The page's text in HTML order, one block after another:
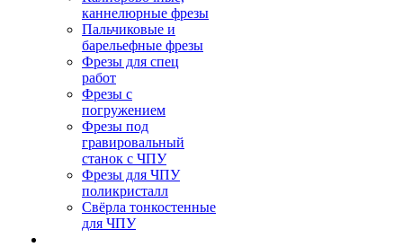
каннелюрные фрезы
Пальчиковые и
барельефные фрезы
Фрезы для спец
работ
Фрезы с
погружением
Фрезы под
гравировальный
станок с ЧПУ
Фрезы для ЧПУ
поликристалл
Свёрла тонкостенные
для ЧПУ